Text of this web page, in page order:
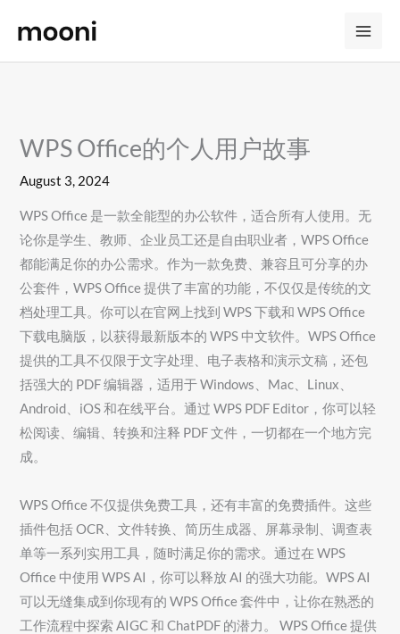
content
WPS Office的个人用户故事
August 3, 2024
WPS Office 是一款全能型的办公软件，适合所有人使用。无
论你是学生、教师、企业员工还是自由职业者，WPS Office
都能满足你的办公需求。作为一款免费、兼容且可分享的办
公套件，WPS Office 提供了丰富的功能，不仅仅是传统的文
档处理工具。你可以在官网上找到 WPS 下载和 WPS Office
下载电脑版，以获得最新版本的 WPS 中文软件。WPS Office
提供的工具不仅限于文字处理、电子表格和演示文稿，还包
括强大的 PDF 编辑器，适用于 Windows、Mac、Linux、
Android、iOS 和在线平台。通过 WPS PDF Editor，你可以轻
松阅读、编辑、转换和注释 PDF 文件，一切都在一个地方完
成。
WPS Office 不仅提供免费工具，还有丰富的免费插件。这些
插件包括 OCR、文件转换、简历生成器、屏幕录制、调查表
单等一系列实用工具，随时满足你的需求。通过在 WPS
Office 中使用 WPS AI，你可以释放 AI 的强大功能。WPS AI
可以无缝集成到你现有的 WPS Office 套件中，让你在熟悉的
工作流程中探索 AIGC 和 ChatPDF 的潜力。 WPS Office 提供